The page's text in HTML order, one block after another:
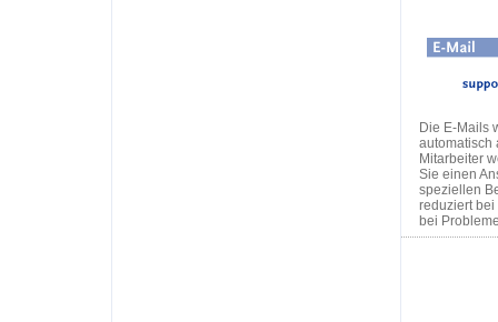
Die E-Mails
automatisch
Mitarbeiter
Sie einen
speziellen
reduziert
bei